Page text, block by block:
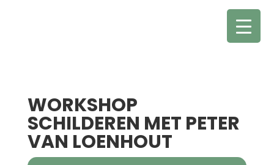
WORKSHOP
SCHILDEREN MET PETER
VAN LOENHOUT